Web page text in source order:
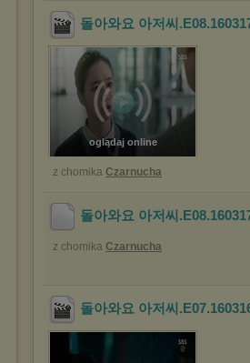
돌아와요 아저씨
oglądaj online
z chomika Czarnucha
돌아와요 아저씨
z chomika Czarnucha
돌아와요 아저씨